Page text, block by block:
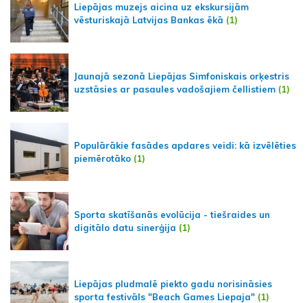
Liepājas muzejs aicina uz ekskursijām
vēsturiskajā Latvijas Bankas ēkā (1)
Jaunajā sezonā Liepājas Simfoniskais orķestris
uzstāsies ar pasaules vadošajiem čellistiem (1)
Populārākie fasādes apdares veidi: kā izvēlēties
piemērotāko (1)
Sporta skatīšanās evolūcija - tiešraides un
digitālo datu sinerģija (1)
Liepājas pludmalē piekto gadu norisināsies
sporta festivāls "Beach Games Liepaja" (1)